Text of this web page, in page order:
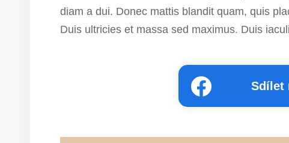
diam a dui. Donec mattis blandit quam, quis
Duis ultricies et massa sed maximus. Duis
Sdílet